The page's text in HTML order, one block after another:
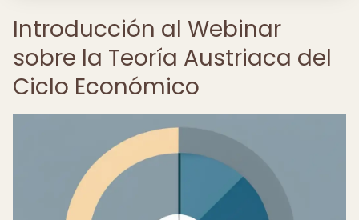
Introducción al Webinar
sobre la Teoría Austriaca del
Ciclo Económico